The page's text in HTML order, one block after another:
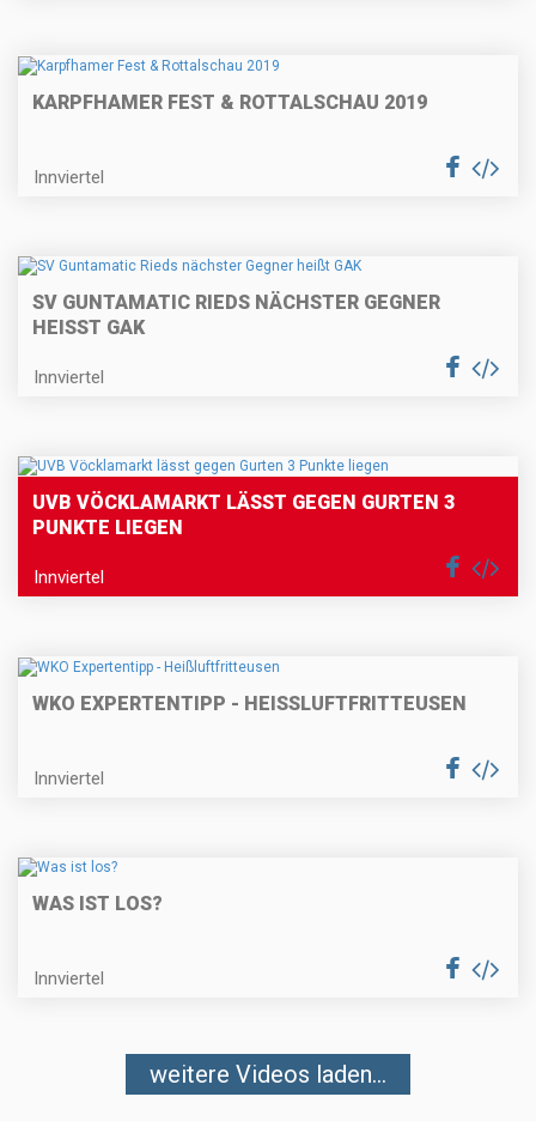
KARPFHAMER FEST & ROTTALSCHAU 2019
Innviertel
SV GUNTAMATIC RIEDS NÄCHSTER GEGNER
HEISST GAK
Innviertel
UVB VÖCKLAMARKT LÄSST GEGEN GURTEN 3
PUNKTE LIEGEN
Innviertel
WKO EXPERTENTIPP - HEISSLUFTFRITTEUSEN
Innviertel
WAS IST LOS?
Innviertel
weitere Videos laden...